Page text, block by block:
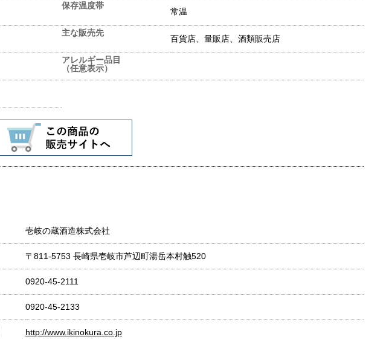
保存温度帯
常温
主な販売先
百貨店、量販店、酒類販売店
アレルギー品目
（任意表示）
壱岐の蔵酒造株式会社
〒811-5753 長崎県壱岐市芦辺町湯岳本村触520
0920-45-2111
0920-45-2133
http://www.ikinokura.co.jp